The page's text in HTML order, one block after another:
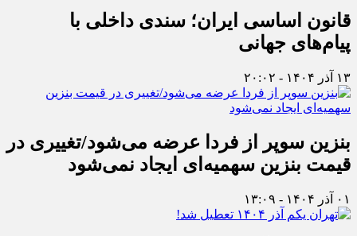
قانون اساسی ایران؛ سندی داخلی با
پیام‌های جهانی
۱۳ آذر ۱۴۰۴ - ۲۰:۰۲
بنزین سوپر از فردا عرضه می‌شود/تغییری در
قیمت بنزین سهمیه‌ای ایجاد نمی‌شود
۰۱ آذر ۱۴۰۴ - ۱۳:۰۹